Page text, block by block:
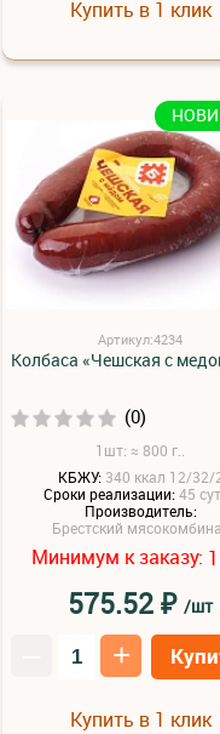
Купить в 1 клик
Артикул:4234
Колбаса «Чешская с
(0)
1шт: ≈ 800 г..
КБЖУ: 340 ккал 12/32/
Сроки реализации:45
Производитель:
Брестский
Минимум к заказу: 1
575.52₽ /шт
+
Купить в 1 клик